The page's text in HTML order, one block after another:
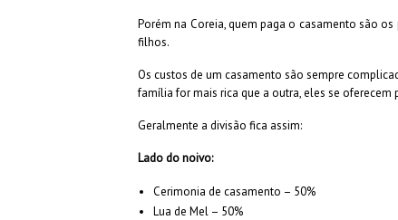
Porém na Coreia, quem paga o casamento são
filhos.
Os custos de um casamento são sempre
família for mais rica que a outra, eles se oferecem
Geralmente a divisão fica assim:
Lado do noivo:
Cerimonia de casamento – 50%
Lua de Mel – 50%